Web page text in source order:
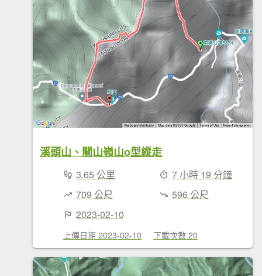
溪頭山、關山嶺山o型縱走
3.65 公里
7 小時 19 分鐘
709 公尺
596 公尺
2023-02-10
上傳日期 2023-02-10 下載次數 20